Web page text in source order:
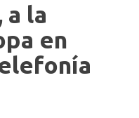
EN
QUEJAS
a la
en